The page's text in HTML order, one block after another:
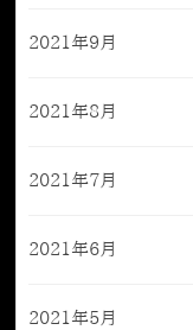
2021年9月
2021年8月
2021年7月
2021年6月
2021年5月